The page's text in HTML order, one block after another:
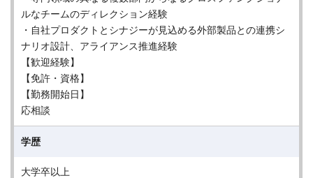
ルなチームのディレクション経験
・自社プロダクトとシナジーが見込める外部製品との連携シ
ナリオ設計、アライアンス推進経験
【歓迎経験】
【免許・資格】
【勤務開始日】
応相談
学歴
大学卒以上